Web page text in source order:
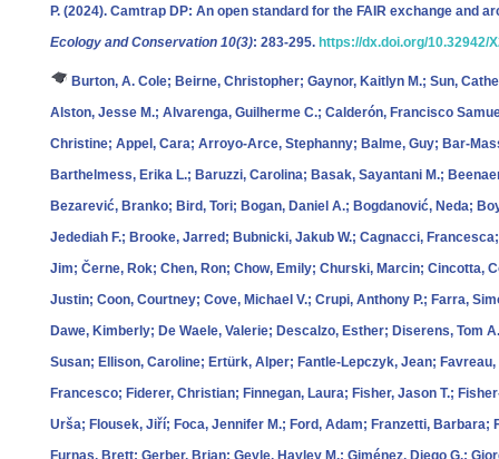
P. (2024). Camtrap DP: An open standard for the FAIR exchange and
Ecology and Conservation 10(3): 283-295. https://dx.doi.org/10.32942/
Burton, A. Cole; Beirne, Christopher; Gaynor, Kaitlyn M.; Sun,
Alston, Jesse M.; Alvarenga, Guilherme C.; Calderón, Francisco
Christine; Appel, Cara; Arroyo-Arce, Stephanny; Balme, Guy; Bar-
Barthelmess, Erika L.; Baruzzi, Carolina; Basak, Sayantani M.;
Bezarević, Branko; Bird, Tori; Bogan, Daniel A.; Bogdanović, Neda;
Jedediah F.; Brooke, Jarred; Bubnicki, Jakub W.; Cagnacci,
Jim; Černe, Rok; Chen, Ron; Chow, Emily; Churski, Marcin; Cincotta,
Justin; Coon, Courtney; Cove, Michael V.; Crupi, Anthony P.; Farra,
Dawe, Kimberly; De Waele, Valerie; Descalzo, Esther; Diserens, Tom
Susan; Ellison, Caroline; Ertürk, Alper; Fantle-Lepczyk, Jean;
Francesco; Fiderer, Christian; Finnegan, Laura; Fisher, Jason T.;
Urša; Flousek, Jiří; Foca, Jennifer M.; Ford, Adam; Franzetti, Barbara;